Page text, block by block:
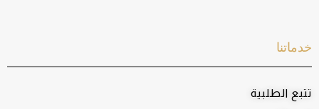
خدماتنا
تتبع الطلبية